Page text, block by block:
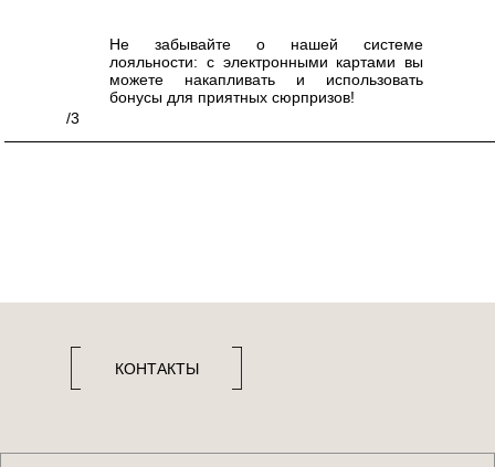
/3
Не забывайте о нашей системе
лояльности: с электронными картами вы
можете накапливать и использовать
бонусы для приятных сюрпризов!
КОНТАКТЫ